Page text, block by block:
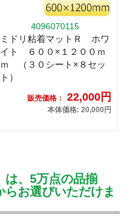
4096070115
ミドリ粘着マットＲ ホワ
イト ６００×１２００ｍ
ｍ （３０シート×８セッ
ト）
販売価格： 22,000円
本体価格: 20,000円
は、5万点の品揃
らお選びいただけま